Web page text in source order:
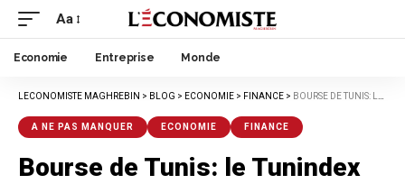
Aa
Economie Entreprise Monde
LECONOMISTE MAGHREBIN > BLOG > ECONOMIE > FINANCE > BOURSE DE TUNIS: LE TUNINDEX CLÔTURE JEUDI DANS LE VERT
A NE PAS MANQUER ECONOMIE FINANCE
Bourse de Tunis: le Tunindex